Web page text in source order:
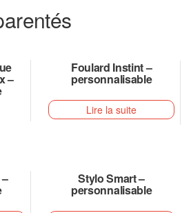
–
Foulard Instint –
personnalisable
Lire la suite
Stylo Smart –
personnalisable